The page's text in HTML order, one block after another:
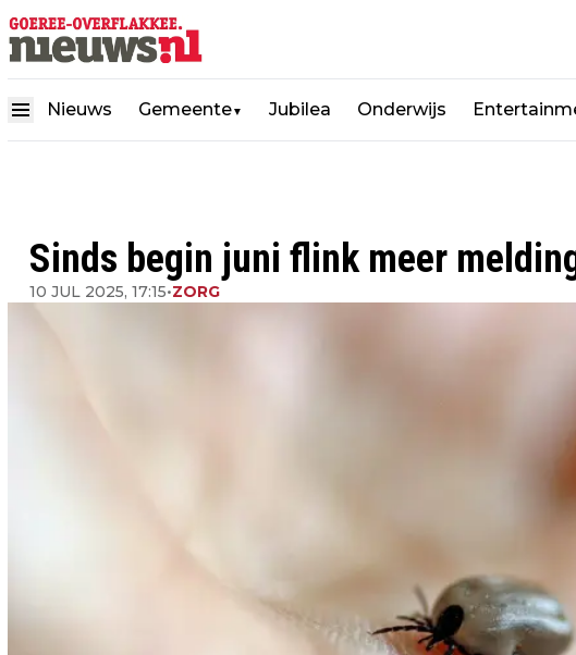
Nieuws Gemeente▼ Jubilea Onderwijs
Sinds begin juni flink meer
10 JUL 2025, 17:15•ZORG